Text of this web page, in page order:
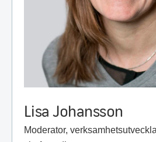
Lisa Johansson
Moderator,